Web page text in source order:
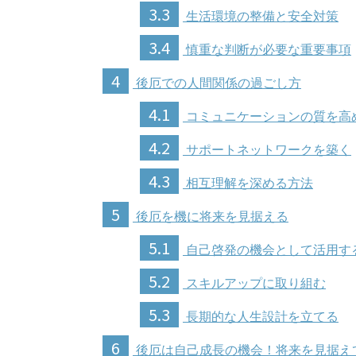
3.3 生活環境の整備と安全対策
3.4 慎重な判断が必要な重要事項
4 後厄での人間関係の過ごし方
4.1 コミュニケーションの質を高
4.2 サポートネットワークを築く
4.3 相互理解を深める方法
5 後厄を機に将来を見据える
5.1 自己啓発の機会として活用す
5.2 スキルアップに取り組む
5.3 長期的な人生設計を立てる
6 後厄は自己成長の機会！将来を見据え